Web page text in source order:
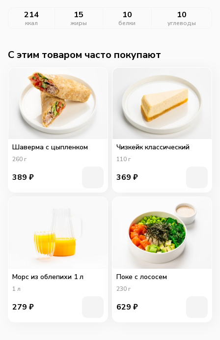
214
ккал
15
жиры
10
белки
10
углеводы
C этим товаром часто покупают
Шаверма с цыпленком
260 г
389 ₽
Чизкейк классический
110 г
369 ₽
Морс из облепихи 1 л
1 л
279 ₽
Поке с лососем
230 г
629 ₽